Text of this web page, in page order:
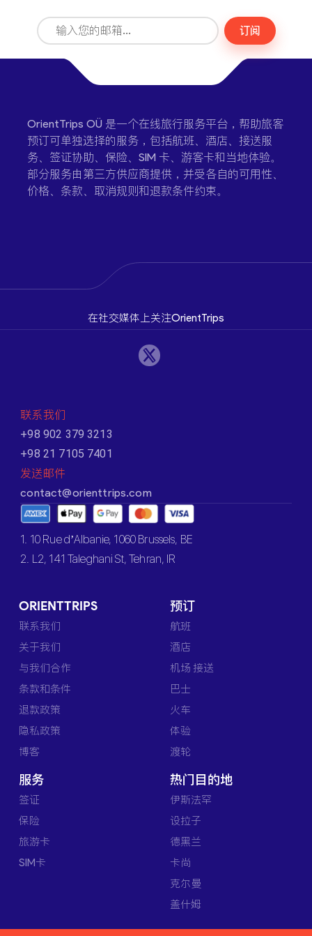
订阅
OrientTrips OÜ 是一个在线旅行服务平台，帮助旅客
预订可单独选择的服务，包括航班、酒店、接送服
务、签证协助、保险、SIM 卡、游客卡和当地体验。
部分服务由第三方供应商提供，并受各自的可用性、
价格、条款、取消规则和退款条件约束。
在社交媒体上关注OrientTrips
联系我们
+98 902 379 3213
+98 21 7105 7401
发送邮件
contact@orienttrips.com
1. 10 Rue d’Albanie, 1060 Brussels, BE
2. L2, 141 Taleghani St, Tehran, IR
ORIENTTRIPS
联系我们
关于我们
与我们合作
条款和条件
退款政策
隐私政策
博客
预订
航班
酒店
机场 接送
巴士
火车
体验
渡轮
服务
签证
保险
旅游卡
SIM卡
热门目的地
伊斯法罕
设拉子
德黑兰
卡尚
克尔曼
盖什姆